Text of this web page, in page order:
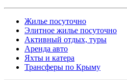
Жилье посуточно
Элитное жилье посуточно
Активный отдых, туры
Аренда авто
Яхты и катера
Трансферы по Крыму